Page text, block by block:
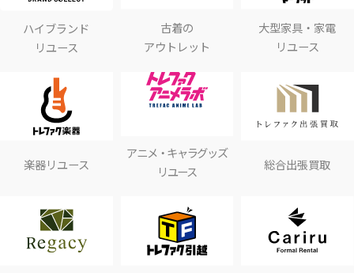
ハイブランド
リユース
古着の
アウトレット
大型家具・家電
リユース
楽器リユース
アニメ・キャラグッズ
リユース
総合出張買取